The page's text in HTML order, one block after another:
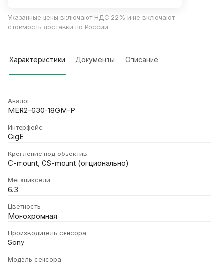
Указанные цены включают НДС 22% и не включают
стоимость доставки по России.
Характеристики Документы Описание
Аналог
MER2-630-18GM-P
Интерфейс
GigE
Крепление под объектив
C-mount, CS-mount (опционально)
Мегапиксели
6.3
Цветность
Монохромная
Производитель сенсора
Sony
Модель сенсора